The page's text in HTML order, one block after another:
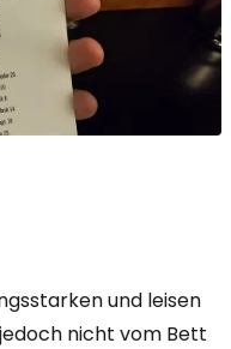
und leisen
nicht vom Bett